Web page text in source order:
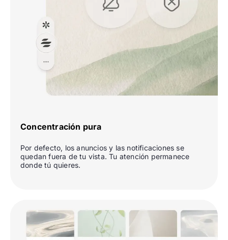
Concentración pura
Por defecto, los anuncios y las notificaciones se
quedan fuera de tu vista. Tu atención permanece
donde tú quieres.